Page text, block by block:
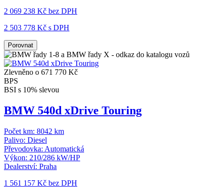
2 069 238 Kč bez DPH
2 503 778 Kč s DPH
Porovnat
Zlevněno o 671 770 Kč
BPS
BSI s 10% slevou
BMW 540d xDrive Touring
Počet km: 8042 km
Palivo: Diesel
Převodovka: Automatická
Výkon: 210/286 kW/HP
Dealerství: Praha
1 561 157 Kč bez DPH